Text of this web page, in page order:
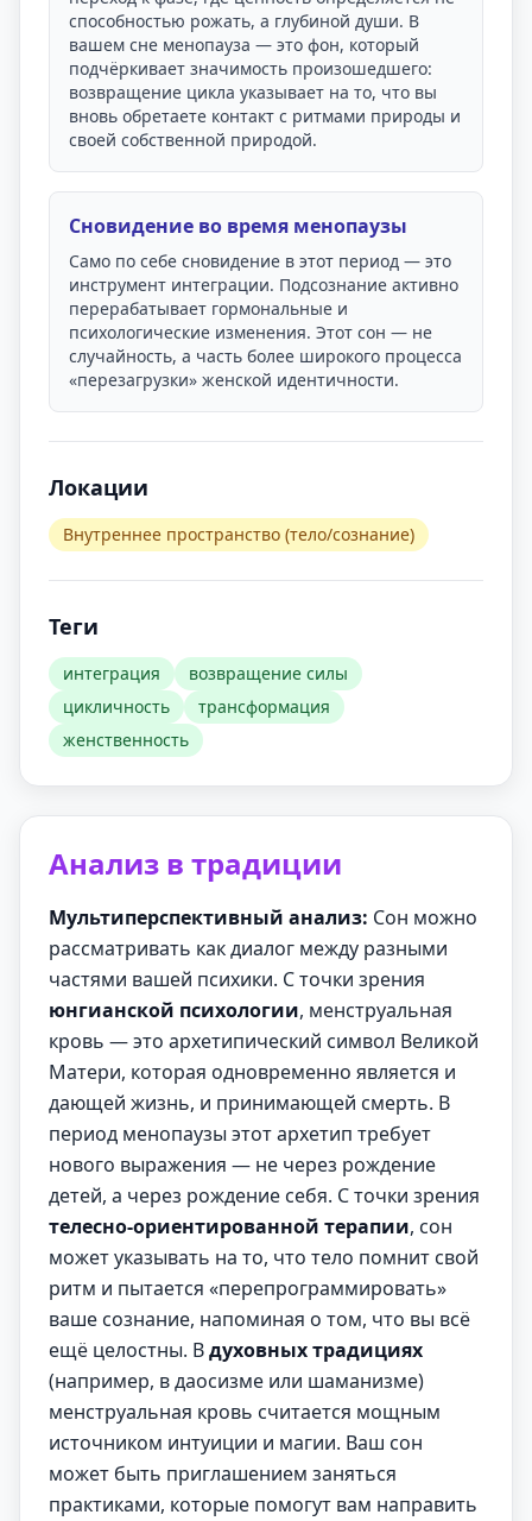
способностью рожать, а глубиной души. В
вашем сне менопауза — это фон, который
подчёркивает значимость произошедшего:
возвращение цикла указывает на то, что вы
вновь обретаете контакт с ритмами природы и
своей собственной природой.
Сновидение во время менопаузы
Само по себе сновидение в этот период — это
инструмент интеграции. Подсознание активно
перерабатывает гормональные и
психологические изменения. Этот сон — не
случайность, а часть более широкого процесса
«перезагрузки» женской идентичности.
Локации
Внутреннее пространство (тело/сознание)
Теги
интеграция
возвращение силы
цикличность
трансформация
женственность
Анализ в традиции
Мультиперспективный анализ: Сон можно
рассматривать как диалог между разными
частями вашей психики. С точки зрения
юнгианской психологии, менструальная
кровь — это архетипический символ Великой
Матери, которая одновременно является и
дающей жизнь, и принимающей смерть. В
период менопаузы этот архетип требует
нового выражения — не через рождение
детей, а через рождение себя. С точки зрения
телесно-ориентированной терапии, сон
может указывать на то, что тело помнит свой
ритм и пытается «перепрограммировать»
ваше сознание, напоминая о том, что вы всё
ещё целостны. Вдуховных традициях
(например, в даосизме или шаманизме)
менструальная кровь считается мощным
источником интуиции и магии. Ваш сон
может быть приглашением заняться
практиками, которые помогут вам направить